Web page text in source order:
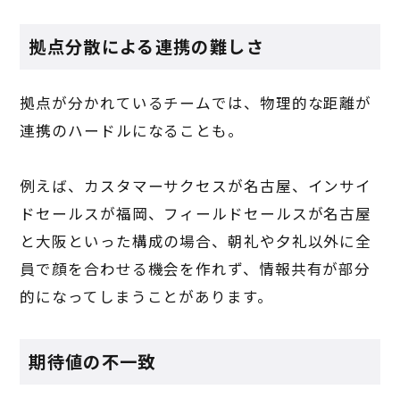
拠点分散による連携の難しさ
拠点が分かれているチームでは、物理的な距離が
連携のハードルになることも。
例えば、カスタマーサクセスが名古屋、インサイ
ドセールスが福岡、フィールドセールスが名古屋
と大阪といった構成の場合、朝礼や夕礼以外に全
員で顔を合わせる機会を作れず、情報共有が部分
的になってしまうことがあります。
期待値の不一致